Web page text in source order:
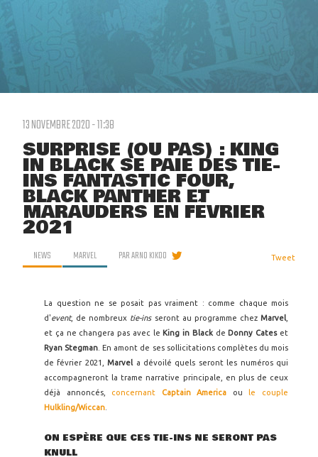
13 NOVEMBRE 2020 - 11:38
SURPRISE (OU PAS) : KING
IN BLACK SE PAIE DES TIE-
INS FANTASTIC FOUR,
BLACK PANTHER ET
MARAUDERS EN FÉVRIER
2021
NEWS MARVEL PARARNO KIKOO Tweet
La question ne se posait pas vraiment : comme chaque mois
d'event, de nombreux tie-ins seront au programme chez Marvel
et ça ne changera pas avec le King in Black de Donny Cates et
Ryan Stegman . En amont de ses sollicitations complètes du mois
de février 2021,Marvel a dévoilé quels seront les numéros qui
accompagneront la trame narrative principale, en plus de ceux
déjà annoncés, concernant Captain America ou le couple
Hulkling/Wiccan
ON ESPÈRE QUE CES TIE-INS NE SERONT PAS
KNULL